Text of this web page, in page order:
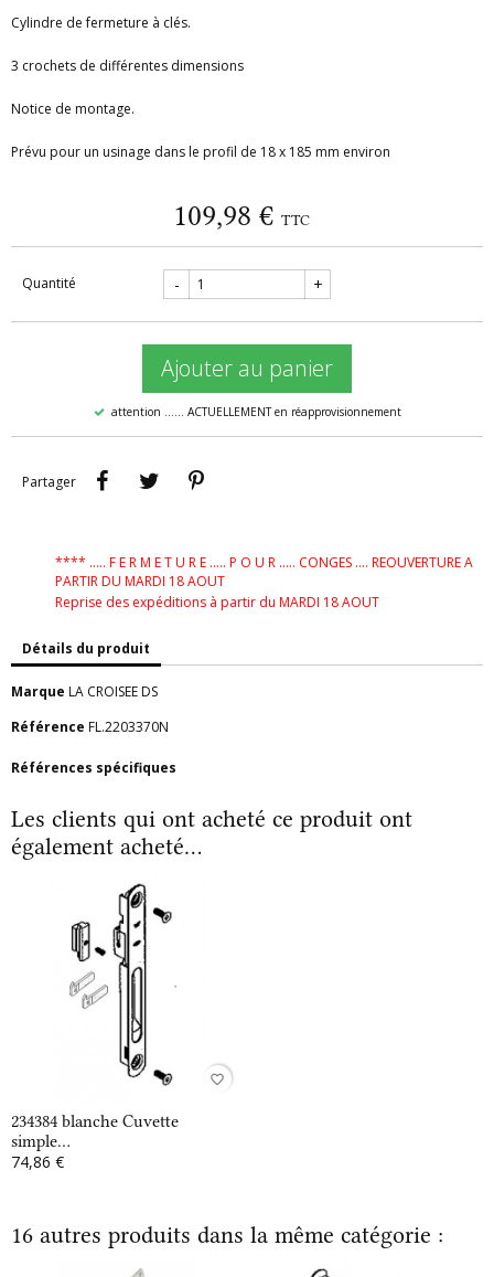
Cylindre de fermeture à clés.
3 crochets de différentes dimensions
Notice de montage.
Prévu pour un usinage dans le profil de 18 x 185 mm environ
109,98 € TTC
Quantité - +
Ajouter au panier
attention ...... ACTUELLEMENT en réapprovisionnement
Partager
Partager Tweet
**** ..... F E R M E T U R E ..... P O U R ..... CONGES .... REOUVERTURE A
PARTIR DU MARDI 18 AOUT
Reprise des expéditions à partir du MARDI 18 AOUT
Détails du produit
Marque LA CROISEE DS
Référence FL.2203370N
Références spécifiques
Les clients qui ont acheté ce produit ont
également acheté...
favorite_border
234384 blanche Cuvette
simple...
74,86 €
16 autres produits dans la même catégorie :